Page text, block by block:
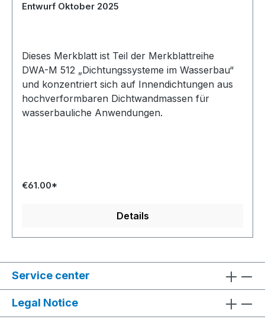
Entwurf Oktober 2025
Dieses Merkblatt ist Teil der Merkblattreihe
DWA-M 512 „Dichtungssysteme im Wasserbau“
und konzentriert sich auf Innendichtungen aus
hochverformbaren Dichtwandmassen für
wasserbauliche Anwendungen.
€61.00*
Details
Service center
Legal Notice